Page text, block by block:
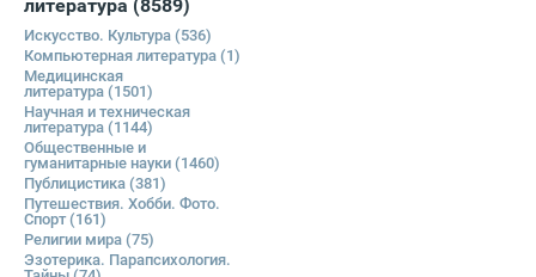
литература (8589)
Искусство. Культура (536)
Компьютерная литература (1)
Медицинская
литература (1501)
Научная и техническая
литература (1144)
Общественные и
гуманитарные науки (1460)
Публицистика (381)
Путешествия. Хобби. Фото.
Спорт(161)
Религии мира (75)
Эзотерика. Парапсихология.